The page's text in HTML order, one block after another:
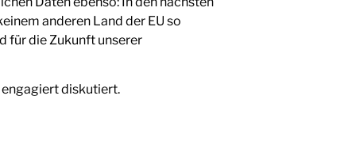
anderen Land der EU so
für die Zukunft unserer
engagiert diskutiert.